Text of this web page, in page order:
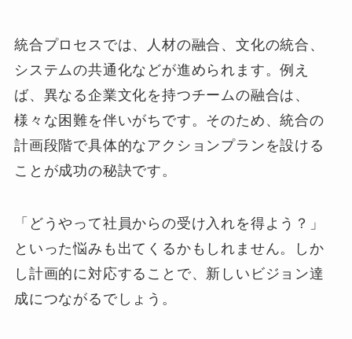
統合プロセスでは、人材の融合、文化の統合、
システムの共通化などが進められます。例え
ば、異なる企業文化を持つチームの融合は、
様々な困難を伴いがちです。そのため、統合の
計画段階で具体的なアクションプランを設ける
ことが成功の秘訣です。
「どうやって社員からの受け入れを得よう？」
といった悩みも出てくるかもしれません。しか
し計画的に対応することで、新しいビジョン達
成につながるでしょう。